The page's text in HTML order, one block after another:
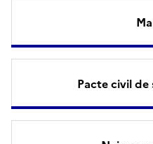
Pacte civil de